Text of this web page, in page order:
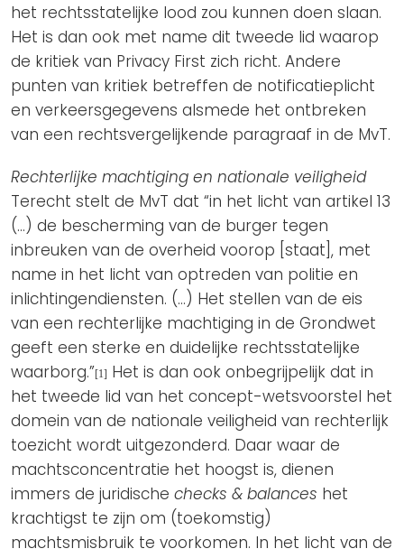
het rechtsstatelijke lood zou kunnen doen slaan.
Het is dan ook met name dit tweede lid waarop
de kritiek van Privacy First zich richt. Andere
punten van kritiek betreffen de notificatieplicht
en verkeersgegevens alsmede het ontbreken
van een rechtsvergelijkende paragraaf in de MvT.
Rechterlijke machtiging en nationale veiligheid
Terecht stelt de MvT dat “in het licht van artikel 13
(…) de bescherming van de burger tegen
inbreuken van de overheid voorop [staat], met
name in het licht van optreden van politie en
inlichtingendiensten. (…) Het stellen van de eis
van een rechterlijke machtiging in de Grondwet
geeft een sterke en duidelijke rechtsstatelijke
waarborg.”[1] Het is dan ook onbegrijpelijk dat in
het tweede lid van het concept-wetsvoorstel het
domein van de nationale veiligheid van rechterlijk
toezicht wordt uitgezonderd. Daar waar de
machtsconcentratie het hoogst is, dienen
immers de juridische checks & balances het
krachtigst te zijn om (toekomstig)
machtsmisbruik te voorkomen. In het licht van de